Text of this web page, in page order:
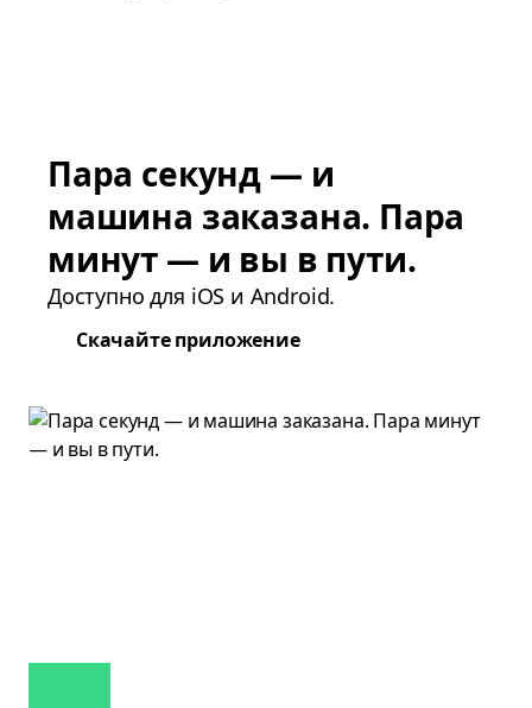
Пара секунд — и
машина заказана. Пара
минут — и вы в пути.
Доступно для iOS и Android.
Скачайте приложение